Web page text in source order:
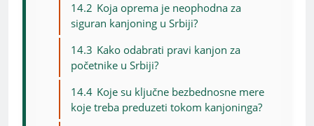
14.2 Koja oprema je neophodna za
siguran kanjoning u Srbiji?
14.3 Kako odabrati pravi kanjon za
početnike u Srbiji?
14.4 Koje su ključne bezbednosne mere
koje treba preduzeti tokom kanjoninga?